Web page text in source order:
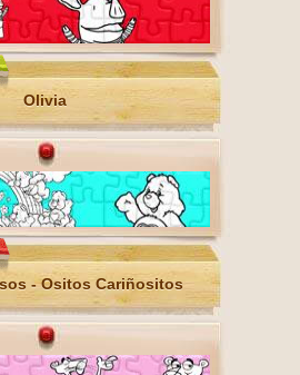
Olivia
- Ositos Cariñositos